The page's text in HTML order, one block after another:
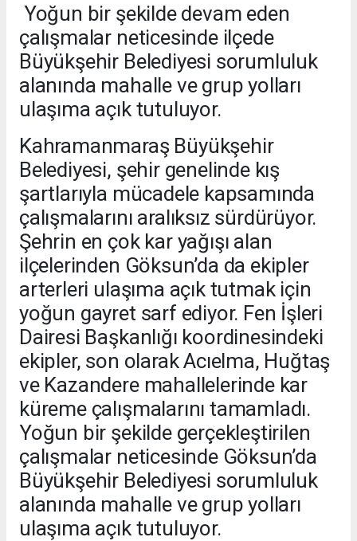
Yoğun bir şekilde devam eden
çalışmalar neticesinde ilçede
Büyükşehir Belediyesi sorumluluk
alanında mahalle ve grup yolları
ulaşıma açık tutuluyor.
Kahramanmaraş Büyükşehir
Belediyesi, şehir genelinde kış
şartlarıyla mücadele kapsamında
çalışmalarını aralıksız sürdürüyor.
Şehrin en çok kar yağışı alan
ilçelerinden Göksun’da da ekipler
arterleri ulaşıma açık tutmak için
yoğun gayret sarf ediyor. Fen İşleri
Dairesi Başkanlığı koordinesindeki
ekipler, son olarak Acıelma, Huğtaş
ve Kazandere mahallelerinde kar
küreme çalışmalarını tamamladı.
Yoğun bir şekilde gerçekleştirilen
çalışmalar neticesinde Göksun’da
Büyükşehir Belediyesi sorumluluk
alanında mahalle ve grup yolları
ulaşıma açık tutuluyor.